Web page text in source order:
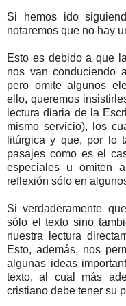
Si hemos ido
notaremos que no hay
Esto es debido a que
nos van conduciendo
pero omite algunos
ello, queremos
lectura diaria de la
mismo servicio), los
litúrgica y que, por lo
pasajes como es el
especiales u omiten
reflexión sólo en
Si verdaderamente
sólo el texto sino
nuestra lectura
Esto, además, nos
algunas ideas
texto, al cual más
cristiano debe tener su